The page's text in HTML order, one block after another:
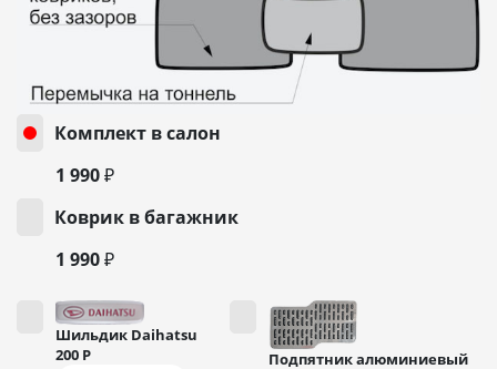
Комплект в салон
1 990 ₽
Коврик в багажник
1 990 ₽
Шильдик Daihatsu
200 Р Подпятник алюминиевый